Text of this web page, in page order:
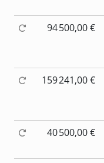
94 500,00 €
159 241,00 €
40 500,00 €